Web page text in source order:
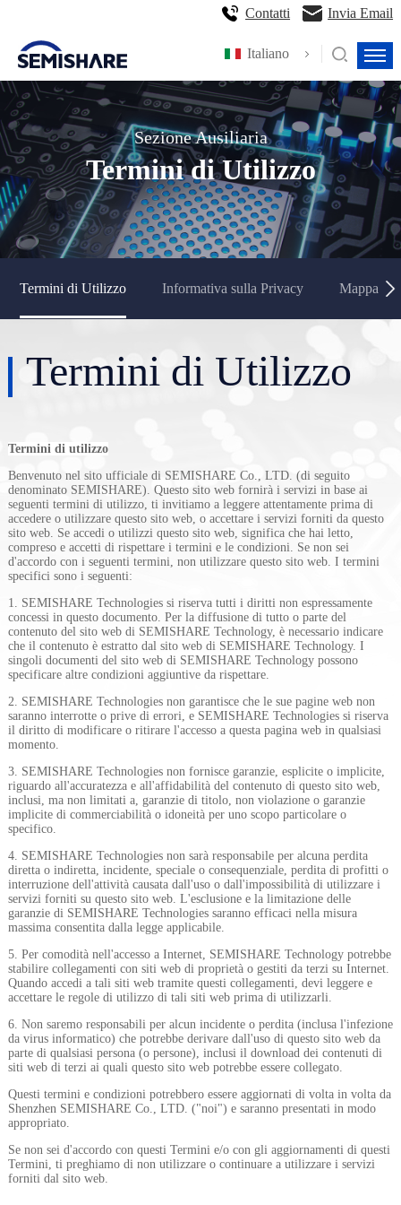
Italiano
Contatti Invia Email
Sezione Ausiliaria
Termini di Utilizzo
Termini di Utilizzo Informativa sulla Privacy Mappa
Termini di Utilizzo
Termini di utilizzo
Benvenuto nel sito ufficiale di SEMISHARE Co., LTD. (di seguito
denominato SEMISHARE). Questo sito web fornirà i servizi in base ai
seguenti termini di utilizzo, ti invitiamo a leggere attentamente prima di
accedere o utilizzare questo sito web, o accettare i servizi forniti da questo
sito web. Se accedi o utilizzi questo sito web, significa che hai letto,
compreso e accetti di rispettare i termini e le condizioni. Se non sei
d'accordo con i seguenti termini, non utilizzare questo sito web. I termini
specifici sono i seguenti:
1. SEMISHARE Technologies si riserva tutti i diritti non espressamente
concessi in questo documento. Per la diffusione di tutto o parte del
contenuto del sito web di SEMISHARE Technology, è necessario indicare
che il contenuto è estratto dal sito web di SEMISHARE Technology. I
singoli documenti del sito web di SEMISHARE Technology possono
specificare altre condizioni aggiuntive da rispettare.
2. SEMISHARE Technologies non garantisce che le sue pagine web non
saranno interrotte o prive di errori, e SEMISHARE Technologies si riserva
il diritto di modificare o ritirare l'accesso a questa pagina web in qualsiasi
momento.
3. SEMISHARE Technologies non fornisce garanzie, esplicite o implicite,
riguardo all'accuratezza e all'affidabilità del contenuto di questo sito web,
inclusi, ma non limitati a, garanzie di titolo, non violazione o garanzie
implicite di commerciabilità o idoneità per uno scopo particolare o
specifico.
4. SEMISHARE Technologies non sarà responsabile per alcuna perdita
diretta o indiretta, incidente, speciale o consequenziale, perdita di profitti o
interruzione dell'attività causata dall'uso o dall'impossibilità di utilizzare i
servizi forniti su questo sito web. L'esclusione e la limitazione delle
garanzie di SEMISHARE Technologies saranno efficaci nella misura
massima consentita dalla legge applicabile.
5. Per comodità nell'accesso a Internet, SEMISHARE Technology potrebbe
stabilire collegamenti con siti web di proprietà o gestiti da terzi su Internet.
Quando accedi a tali siti web tramite questi collegamenti, devi leggere e
accettare le regole di utilizzo di tali siti web prima di utilizzarli.
6. Non saremo responsabili per alcun incidente o perdita (inclusa l'infezione
da virus informatico) che potrebbe derivare dall'uso di questo sito web da
parte di qualsiasi persona (o persone), inclusi il download dei contenuti di
siti web di terzi ai quali questo sito web potrebbe essere collegato.
Questi termini e condizioni potrebbero essere aggiornati di volta in volta da
Shenzhen SEMISHARE Co., LTD. ("noi") e saranno presentati in modo
appropriato.
Se non sei d'accordo con questi Termini e/o con gli aggiornamenti di questi
Termini, ti preghiamo di non utilizzare o continuare a utilizzare i servizi
forniti dal sito web.